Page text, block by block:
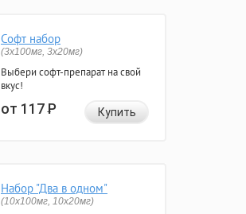
Софт набор
(3x100мг, 3x20мг)
Выбери софт-препарат на свой
вкус!
от 117Р Купить
Набор "Два в одном"
(10x100мг, 10x20мг)